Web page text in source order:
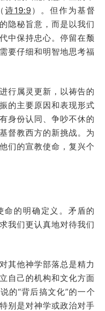
诗19:9 ）。但作为基督
隐秘旨意，而是以我们
中保持忠心。停留在颓
要仔细和明智地思考福
行属灵更新，以祷告的
的主要原因和表现形式
身份认同、争吵不休的
督教西方的新挑战。为
们的宣教使命，复兴个
命的明确定义。矛盾的
我们更认真地对待我们
其他神学部落总是精力
自己的机构和文化方面
的“背后搞文化”的一个
别是对神学或政治对手